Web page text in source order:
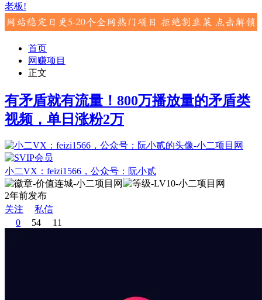
老板!
首页
网赚项目
正文
有矛盾就有流量！800万播放量的矛盾类
视频，单日涨粉2万
小二VX：feizi1566，公众号：阮小贰
2年前发布
关注
私信
0
54 11